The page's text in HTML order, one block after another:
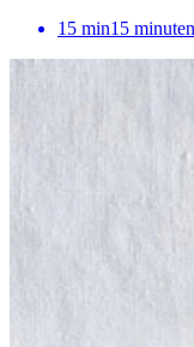
15 min15